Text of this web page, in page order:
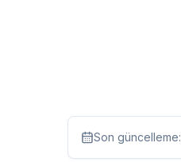
Son güncelleme: